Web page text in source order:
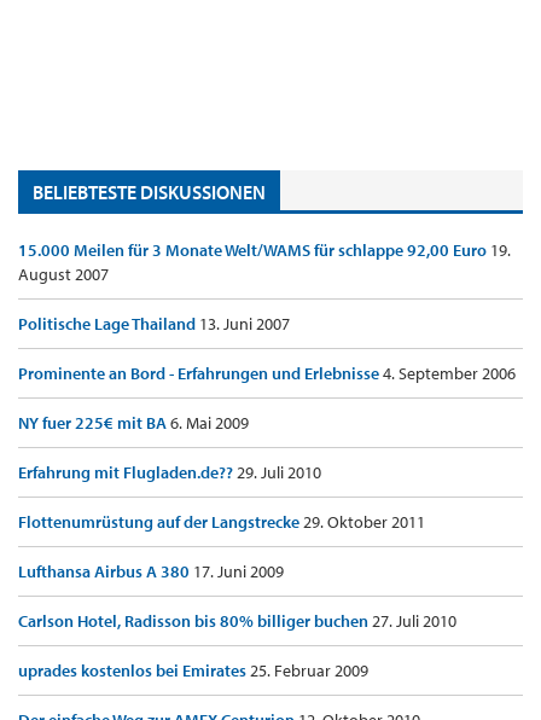
BELIEBTESTE DISKUSSIONEN
15.000 Meilen für 3 Monate Welt/WAMS für schlappe 92,00 Euro 19.
August 2007
Politische Lage Thailand 13. Juni 2007
Prominente an Bord - Erfahrungen und Erlebnisse4. September 2006
NY fuer 225€ mit BA6. Mai 2009
Erfahrung mit Flugladen.de??29. Juli 2010
Flottenumrüstung auf der Langstrecke29. Oktober 2011
Lufthansa Airbus A 380 17. Juni 2009
Carlson Hotel, Radisson bis 80% billiger buchen27. Juli 2010
uprades kostenlos bei Emirates25. Februar 2009